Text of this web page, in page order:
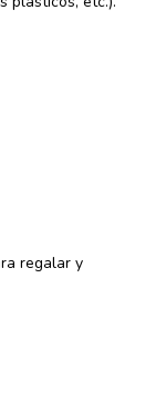
regalar y